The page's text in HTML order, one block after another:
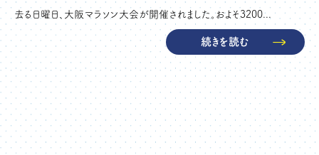
去る日曜日、大阪マラソン大会が開催されました。およそ3200...
続きを読む